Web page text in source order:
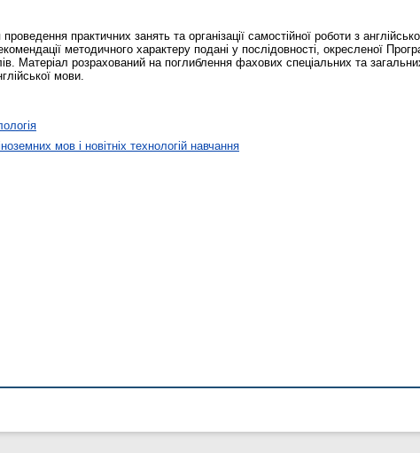
практичних занять та організації самостійної роботи з
методичного характеру подані у послідовності, окресленої
Матеріал розрахований на поглиблення фахових спеціальних та
мови.
мов і новітніх технологій навчання